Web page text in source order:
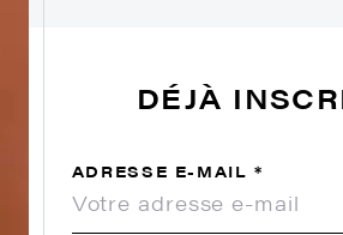
DÉJÀ
ADRESSE E-MAIL*